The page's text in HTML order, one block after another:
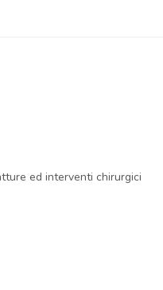
ed interventi chirurgici